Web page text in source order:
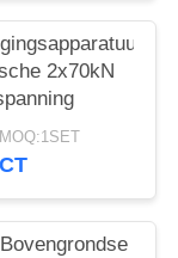
2x70kN